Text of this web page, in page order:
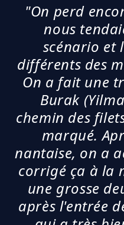
"On perd
nous
scénario et
différents des
On a fait une
Burak
chemin des
marqué.
nantaise, on a
corrigé ça à la
une grosse
après l'entrée